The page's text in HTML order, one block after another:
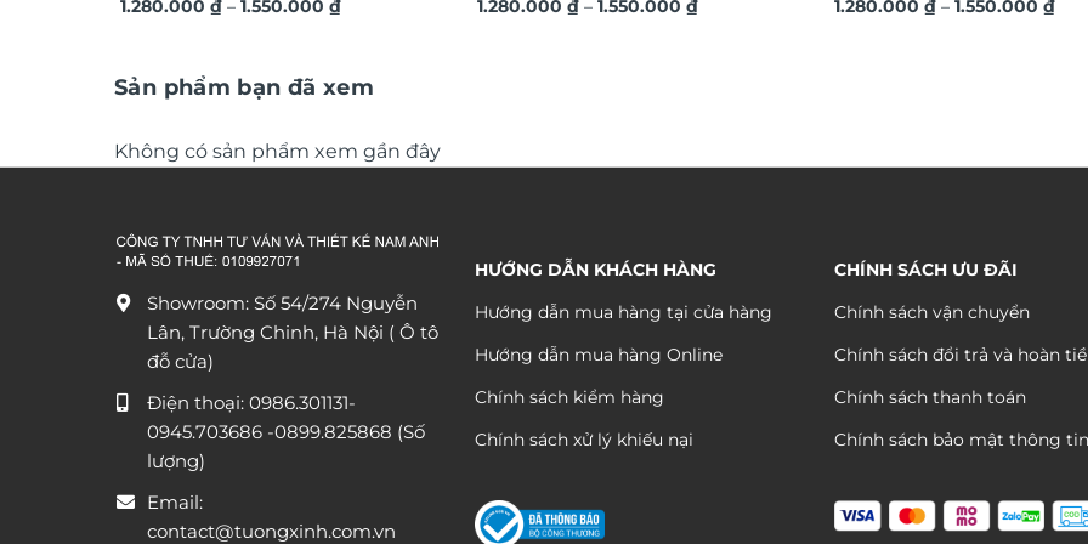
hiện đại TG4543
1.280.000₫ – 1.550.000₫Khoảng
1.550.000 ₫
3D nghệ thuật TG4686
1.280.000₫ – 1.550.000₫Khoảng
TG4684
1.280.000 ₫ – 1.550.000 ₫
Sản phẩm bạn đã xem
Không có sản phẩm xem gần đây
Showroom: Số 54/274 Nguyễn
Lân, Trường Chinh, Hà Nội ( Ô tô
đỗ cửa)
Điện thoại: 0986.301131-
0945.703686 -0899.825868 (Số
lượng)
Email:
contact@tuongxinh.com.vn
HƯỚNG DẪN KHÁCH HÀNG
Hướng dẫn mua hàng tại cửa hàng
Hướng dẫn mua hàng Online
Chính sách kiểm hàng
Chính sách xử lý khiếu nại
CHÍNH SÁCH ƯU ĐÃI
Chính sách vận chuyển
Chính sách đổi trả và hoàn
Chính sách thanh toán
Chính sách bảo mật thông tin